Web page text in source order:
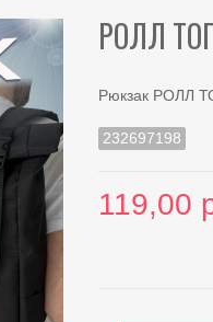
РОЛЛ
Рюкзак РОЛЛ
232697198
119,00